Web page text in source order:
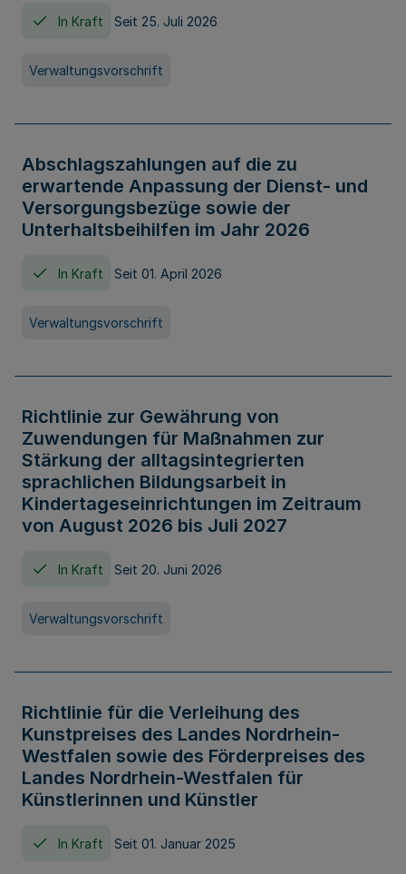
In Kraft Seit 25. Juli 2026
Verwaltungsvorschrift
Abschlagszahlungen auf die zu
erwartende Anpassung der Dienst- und
Versorgungsbezüge sowie der
Unterhaltsbeihilfen im Jahr 2026
In Kraft Seit 01. April 2026
Verwaltungsvorschrift
Richtlinie zur Gewährung von
Zuwendungen für Maßnahmen zur
Stärkung der alltagsintegrierten
sprachlichen Bildungsarbeit in
Kindertageseinrichtungen im Zeitraum
von August 2026 bis Juli 2027
In Kraft Seit 20. Juni 2026
Verwaltungsvorschrift
Richtlinie für die Verleihung des
Kunstpreises des Landes Nordrhein-
Westfalen sowie des Förderpreises des
Landes Nordrhein-Westfalen für
Künstlerinnen und Künstler
In Kraft Seit 01. Januar 2025